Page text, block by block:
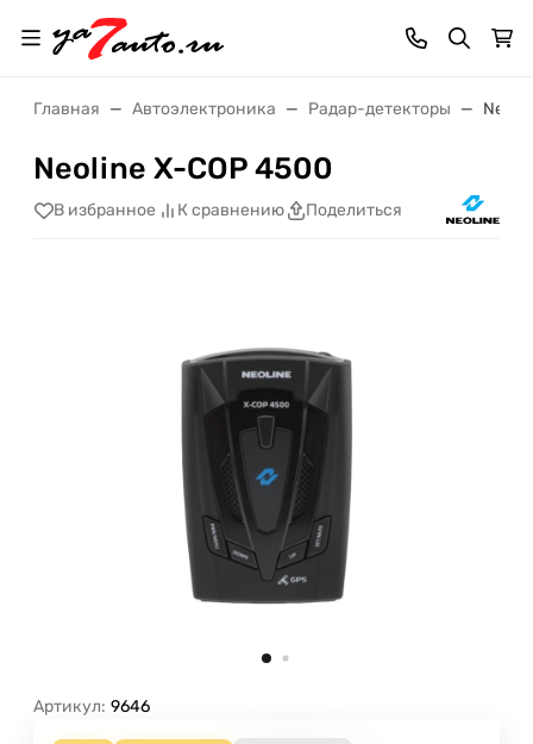
Главная Автоэлектроника Радар-детекторы
Neoline X-COP 4500
В избранное К сравнению Поделиться
Артикул: 9646